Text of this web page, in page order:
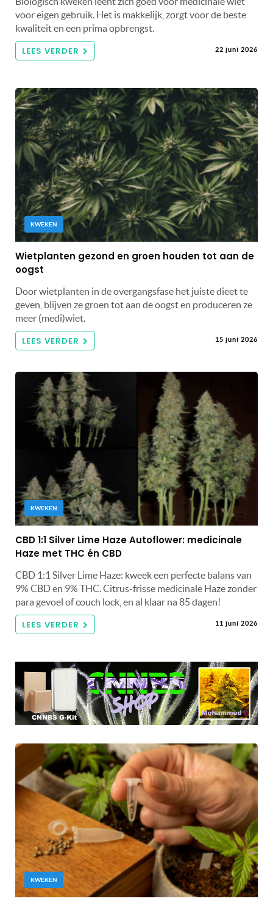
voor eigen gebruik. Het is makkelijk, zorgt voor de beste
kwaliteit en een prima opbrengst.
LEES VERDER 22 juni 2026
KWEKEN
Wietplanten gezond en groen houden tot aan de
oogst
Door wietplanten in de overgangsfase het juiste dieet te
geven, blijven ze groen tot aan de oogst en produceren ze
meer (medi)wiet.
LEES VERDER 15 juni 2026
KWEKEN
CBD 1:1 Silver Lime Haze Autoflower: medicinale
Haze met THC én CBD
CBD 1:1 Silver Lime Haze: kweek een perfecte balans van
9% CBD en 9% THC. Citrus-frisse medicinale Haze zonder
para gevoel of couch lock, en al klaar na 85 dagen!
LEES VERDER 11 juni 2026
KWEKEN